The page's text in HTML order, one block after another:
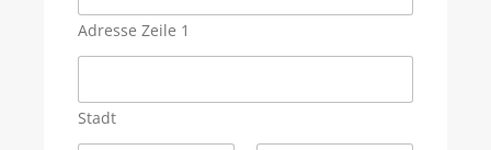
Adresse Zeile 1
Stadt